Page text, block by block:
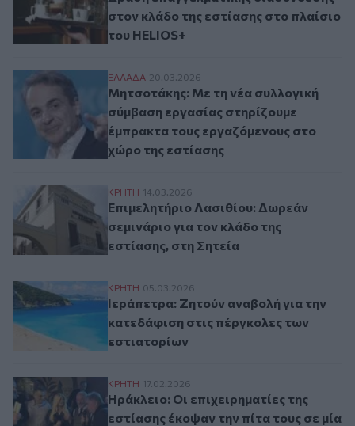
στον κλάδο της εστίασης στο πλαίσιο
του HELIOS+
Μητσοτάκης: Με τη νέα συλλογική
ΕΛΛAΔΑ 20.03.2026
Μητσοτάκης: Με τη νέα συλλογική
σύμβαση εργασίας στηρίζουμε
έμπρακτα τους εργαζόμενους στο
χώρο της εστίασης
Επιμελητήριο Λασιθίου: Δωρεάν
ΚΡΗΤΗ 14.03.2026
Επιμελητήριο Λασιθίου: Δωρεάν
σεμινάριο για τον κλάδο της
εστίασης, στη Σητεία
Ιεράπετρα: Ζητούν αναβολή για την
ΚΡΗΤΗ 05.03.2026
Ιεράπετρα: Ζητούν αναβολή για την
κατεδάφιση στις πέργκολες των
εστιατορίων
Ηράκλειο: Οι επιχειρηματίες της
ΚΡΗΤΗ 17.02.2026
Ηράκλειο: Οι επιχειρηματίες της
εστίασης έκοψαν την πίτα τους σε μία